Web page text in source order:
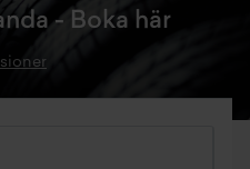
- Boka här